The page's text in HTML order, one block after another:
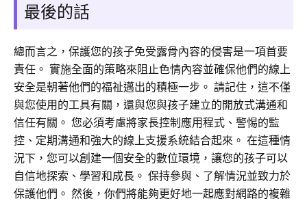
最後的話
總而言之，保護您的孩子免受露骨內容的侵害是一項首要
責任。 實施全面的策略來阻止色情內容並確保他們的線上
安全是朝著他們的福祉邁出的積極一步。 請記住，這不僅
與您使用的工具有關，還與您與孩子建立的開放式溝通和
信任有關。 您必須考慮將家長控制應用程式、警惕的監
控、定期溝通和強大的線上支援系統結合起來。 在這種情
況下，您可以創建一個安全的數位環境，讓您的孩子可以
自信地探索、學習和成長。 保持參與、了解情況並致力於
保護他們。 然後，你們將能夠更好地一起應對網路的複雜